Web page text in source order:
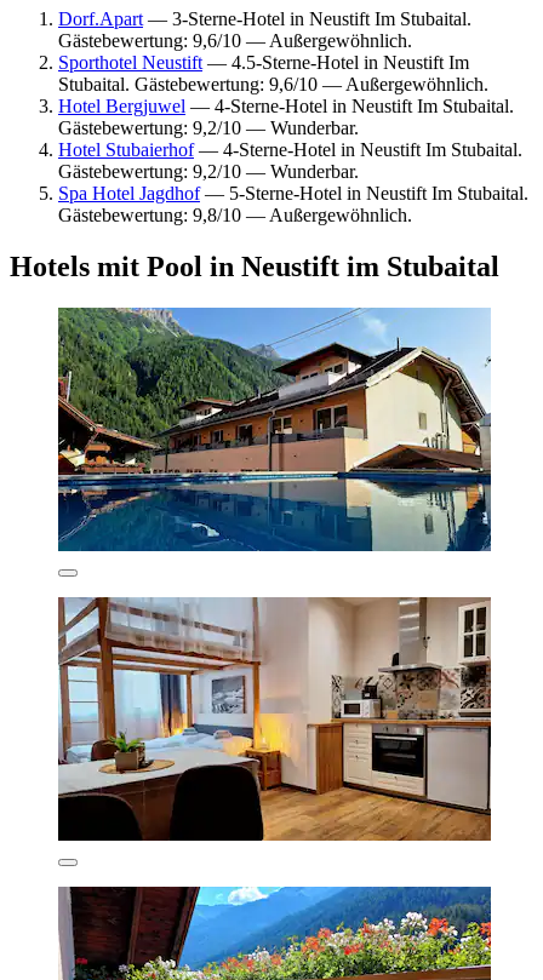
Dorf.Apart — 3-Sterne-Hotel in Neustift Im Stubaital.
Gästebewertung: 9,6/10 — Außergewöhnlich.
Sporthotel Neustift — 4.5-Sterne-Hotel in Neustift Im
Stubaital. Gästebewertung: 9,6/10 — Außergewöhnlich.
Hotel Bergjuwel — 4-Sterne-Hotel in Neustift Im Stubaital.
Gästebewertung: 9,2/10 — Wunderbar.
Hotel Stubaierhof— 4-Sterne-Hotel in Neustift Im Stubaital.
Gästebewertung: 9,2/10 — Wunderbar.
Spa Hotel Jagdhof— 5-Sterne-Hotel in Neustift Im Stubaital.
Gästebewertung: 9,8/10 — Außergewöhnlich.
Hotels mit Pool in Neustift im Stubaital